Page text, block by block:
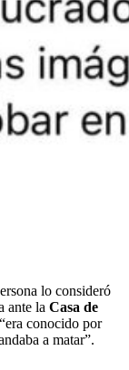
lo consideró
ante la Casa de
conocido por
a matar”.